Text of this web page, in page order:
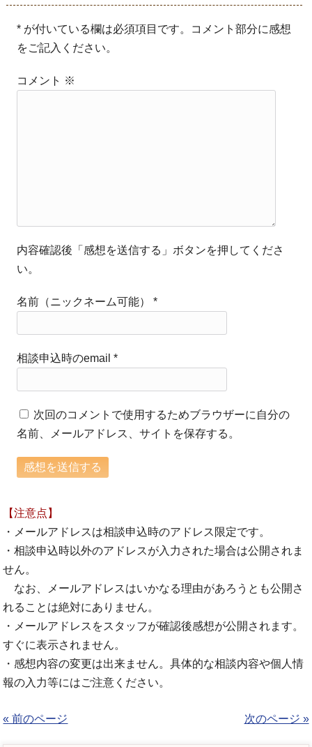
* が付いている欄は必須項目です。コメント部分に感想
をご記入ください。
コメント ※
内容確認後「感想を送信する」ボタンを押してくださ
い。
名前（ニックネーム可能）*
相談申込時のemail*
次回のコメントで使用するためブラウザーに自分の
名前、メールアドレス、サイトを保存する。
【注意点】
・メールアドレスは相談申込時のアドレス限定です。
・相談申込時以外のアドレスが入力された場合は公開されま
せん。
なお、メールアドレスはいかなる理由があろうとも公開さ
れることは絶対にありません。
・メールアドレスをスタッフが確認後感想が公開されます。
すぐに表示されません。
・感想内容の変更は出来ません。具体的な相談内容や個人情
報の入力等にはご注意ください。
« 前のページ 次のページ »